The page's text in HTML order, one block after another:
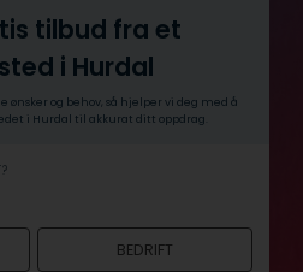
tilbud fra et
i Hurdal
ønsker og behov, så hjelper vi deg med å
i Hurdal til akkurat ditt oppdrag.
BEDRIFT